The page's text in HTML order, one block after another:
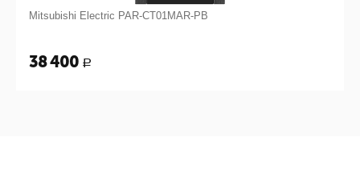
Mitsubishi Electric PAR-CT01MAR-PB
38 400 Р